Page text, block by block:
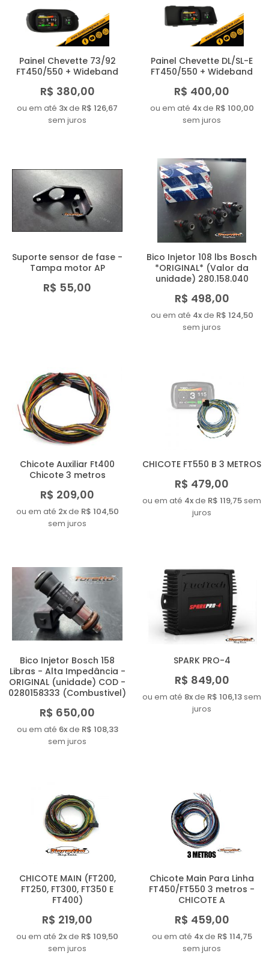
Painel Chevette 73/92
FT450/550 + Wideband
R$ 380,00
ou em até 3xde R$ 126,67
sem juros
Painel Chevette DL/SL-E
FT450/550 + Wideband
R$ 400,00
ou em até 4xde R$ 100,00
sem juros
Suporte sensor de fase -
Tampa motor AP
R$ 55,00
Bico Injetor 108 lbs Bosch
*ORIGINAL* (Valor da
unidade) 280.158.040
R$ 498,00
ou em até 4xde R$ 124,50
sem juros
Chicote Auxiliar Ft400
Chicote 3 metros
R$ 209,00
ou em até 2xde R$ 104,50
sem juros
CHICOTE FT550 B 3 METROS
R$ 479,00
ou em até 4xde R$ 119,75sem
juros
Bico Injetor Bosch 158
Libras - Alta Impedância -
ORIGINAL (unidade) COD -
0280158333 (Combustivel)
R$ 650,00
ou em até 6xde R$ 108,33
sem juros
SPARK PRO-4
R$ 849,00
ou em até 8xde R$ 106,13sem
juros
CHICOTE MAIN (FT200,
FT250, FT300, FT350 E
FT400)
R$ 219,00
ou em até 2xde R$ 109,50
sem juros
Chicote Main Para Linha
FT450/FT550 3 metros -
CHICOTE A
R$ 459,00
ou em até 4xde R$ 114,75
sem juros